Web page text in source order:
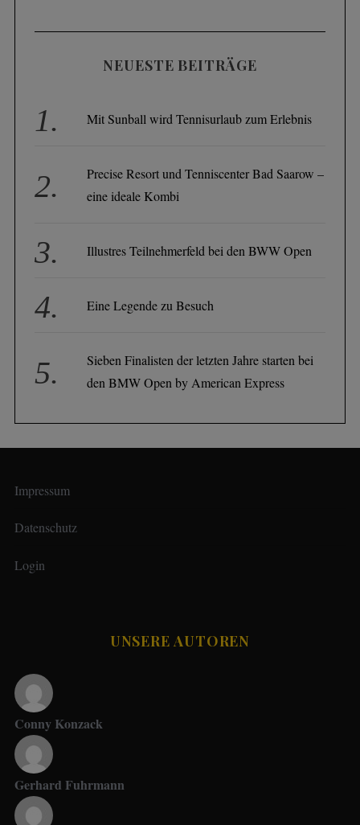
NEUESTE BEITRÄGE
Mit Sunball wird Tennisurlaub zum Erlebnis
Precise Resort und Tenniscenter Bad Saarow –
eine ideale Kombi
Illustres Teilnehmerfeld bei den BWW Open
Eine Legende zu Besuch
Sieben Finalisten der letzten Jahre starten bei
den BMW Open by American Express
Impressum
Datenschutz
Login
UNSERE AUTOREN
Conny Konzack
Gerhard Fuhrmann